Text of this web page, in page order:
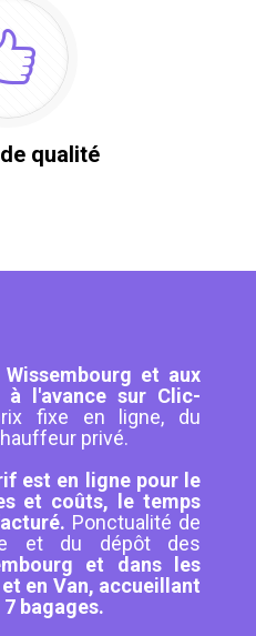
qualité
et aux
à l'avance sur Clic-
fixe en ligne, du
privé.
est en ligne pour le
et coûts, le temps
Ponctualité de
et du dépôt des
et dans les
en Van, accueillant
bagages.